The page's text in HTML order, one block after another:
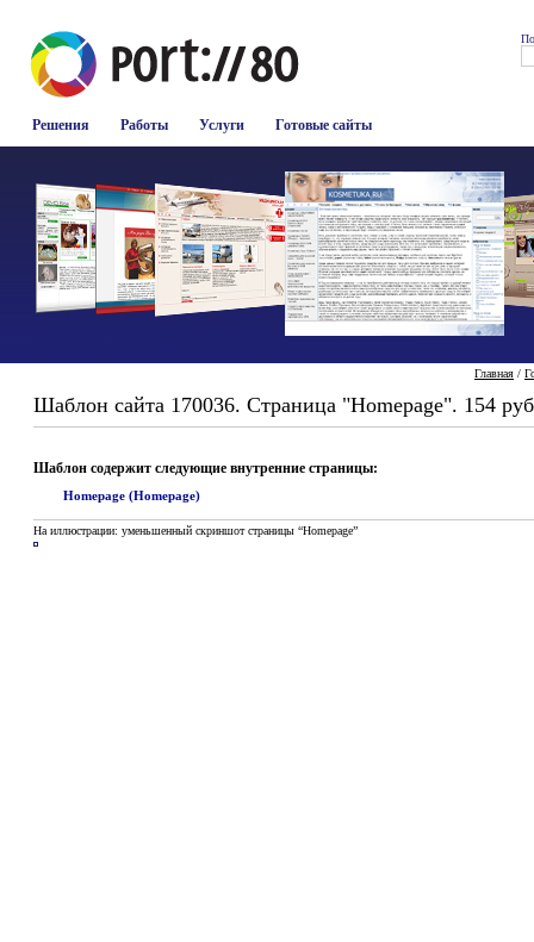
Решения Работы Услуги Готовые сайты
Главная /
Шаблон сайта 170036. Страница "Homepage". 154
Шаблон содержит следующие внутренние страницы:
Homepage (Homepage)
На иллюстрации: уменьшенный скриншот страницы “Homepage”